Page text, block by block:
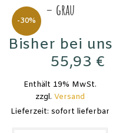
-30%
– grau
Bisher bei uns
55,93 €
Enthält 19% MwSt.
zzgl. Versand
Lieferzeit: sofort lieferbar